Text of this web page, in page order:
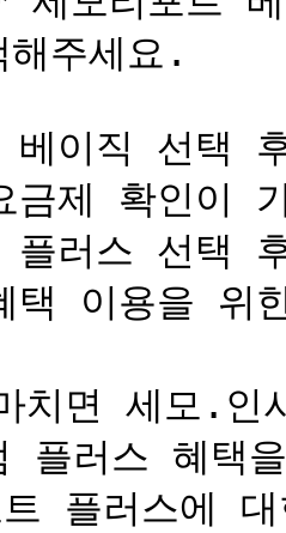
해주세요.
베이직 선택
제 확인이
플러스 선택
이용을 위
플러스 혜택